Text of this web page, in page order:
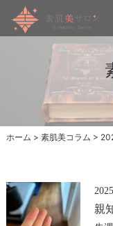
ホーム > 素肌美コラム >
親